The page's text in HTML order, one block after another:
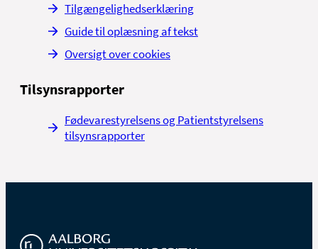
Tilgængelighedserklæring
Guide til oplæsning af tekst
Oversigt over cookies
Tilsynsrapporter
Fødevarestyrelsens og Patientstyrelsens
tilsynsrapporter